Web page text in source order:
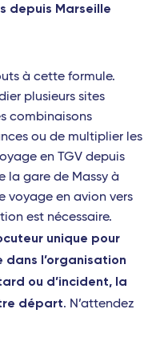
depuis Marseille
à cette formule.
plusieurs sites
combinaisons
ou de multiplier les
en TGV depuis
la gare de Massy à
voyage en avion vers
est nécessaire.
unique pour
l’organisation
ou d’incident, la
départ. N’attendez